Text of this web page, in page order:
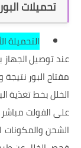
تحميلات
التحميلة
عند توصيل الجهاز
مفتاح البور
الخلل بخط تغذية
على الفولت
الشحن